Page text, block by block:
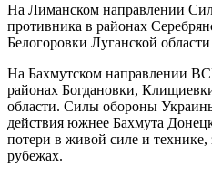
На Лиманском направлении
противника в районах
Белогоровки Луганской
На Бахмутском направлении
районах Богдановки,
области. Силы обороны
действия южнее Бахмута
потери в живой силе и технике,
рубежах.